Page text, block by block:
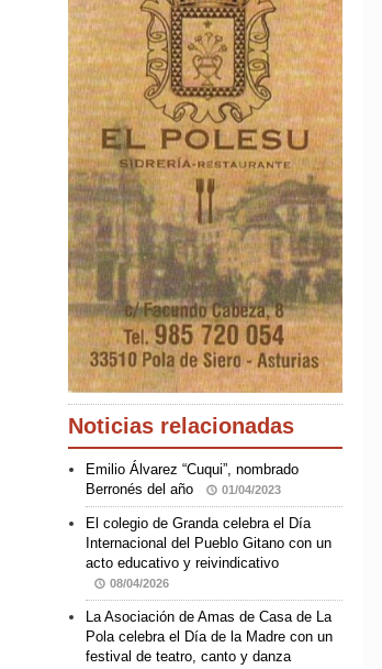
Noticias relacionadas
Emilio Álvarez “Cuqui”, nombrado
Berronés del año
01/04/2023
El colegio de Granda celebra el Día
Internacional del Pueblo Gitano con un
acto educativo y reivindicativo
08/04/2026
La Asociación de Amas de Casa de La
Pola celebra el Día de la Madre con un
festival de teatro, canto y danza